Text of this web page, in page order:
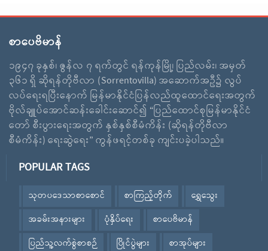
စာပေဗိမာန်
၁၉၄၇ ခုနှစ်၊ ဇွန်လ ၇ ရက်တွင် ရန်ကုန်မြို့၊ ပြည်လမ်း၊ အမှတ်
၃၆၁ ရှိ ဆိုရန်တိုဗီလာ (Sorrentovilla) အဆောက်အဦ၌ လွပ်
လပ်ရေးရပြီးနောက် မြန်မာနိုင်ငံပြန်လည်ထူထောင်ရေးအတွက်
ဗိုလ်ချူပ်အောင်ဆန်းခေါင်းဆောင်၍ “ပြည်ထောင်စုမြန်မာနိုင်ငံ
တော် စီးပွားရေးအတွက် နှစ်နှစ်စီမံကိန်း (ဆိုရန်တိုဗီလာ
စီမံကိန်း) ရေးဆွဲရေး” ကွန်ဖရင့်တစ်ခု ကျင်းပခဲ့ပါသည်။
POPULAR TAGS
သုတပဒေသာစာစောင် စာကြည့်တိုက်
ရွှေသွေး
အခမ်းအနားများ
ပုံနှိပ်ရေး
စာပေဗိမာန်
ပြည်သူ့လက်စွဲစာစဉ်
ပြိုင်ပွဲများ
စာအုပ်များ